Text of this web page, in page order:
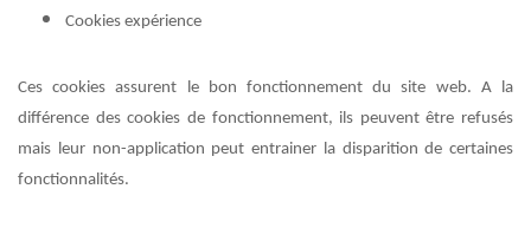
Cookies expérience
Ces cookies assurent le bon fonctionnement du site web. A la
différence des cookies de fonctionnement, ils peuvent être refusés
mais leur non-application peut entrainer la disparition de certaines
fonctionnalités.